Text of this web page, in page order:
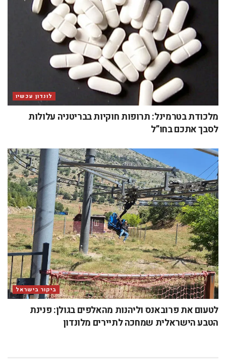
לונדון עכשיו
מלכודת בטרמינל: תרופות חוקיות בבריטניה עלולות
לסבך אתכם בחו”ל
ביקור בישראל
לטעום את פרובאנס וליהנות מהאלפים בגולן: פנינת
הטבע הישראלית שמחכה לתיירים מלונדון